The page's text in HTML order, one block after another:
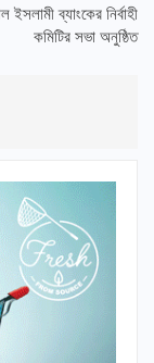
ইসলামী ব্যাংকের নির্বাহী
কমিটির সভা অনুষ্ঠিত